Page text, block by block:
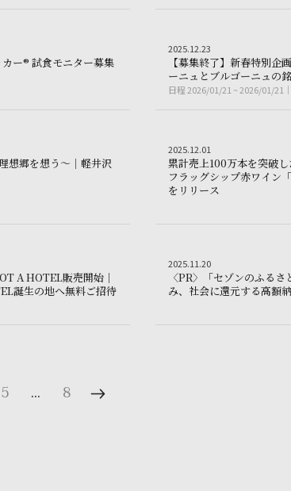
バー2選
カー® 試食モニター募集果実を超えた芸術 — フルーツクラッ
2025.12.232025.12.23
【募集終了】 新春特別企画
ーニュ と ブルゴーニュの銘
日程 2026/01/21 ~ 2026/01/21
A HOTELへ無料ご招待
想郷を想う 〜 ｜軽井沢 読むひらまつ。｜〜大自然で美食の
2025.12.01
累計売上100万本を突破し
フ ラ ッ グシ ッ プ赤ワイ ン 「
を リ リ ース累計売上100
ギフトをホリデー限定パッケージで～
OTAHOTEL販売開始 ｜
EL誕生の地へ無料ご招待都心から95分、北軽井沢の新たな
2025.11.202025.11.20
〈PR〉 「セゾンのふる さ
み、 社会に還元する高額納
5 … 8